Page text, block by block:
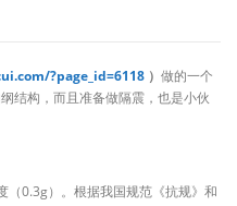
?page_id=6118 ） 做的一个
结构，而且准备做隔震，也是小伙
（0.3g）。根据我国规范《抗规》和